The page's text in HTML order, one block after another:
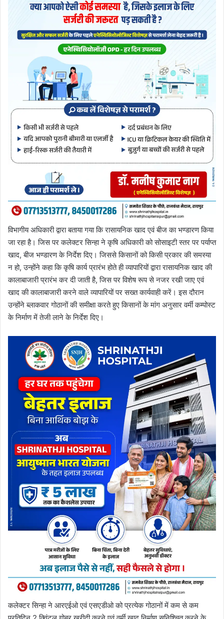
विभागीय अधिकारी द्वारा बताया गया कि रासायनिक खाद एवं बीज का भण्डारण किया
जा रहा है। जिस पर कलेक्टर सिन्हा ने कृषि अधिकारी को सोसाइटी स्तर पर पर्याप्त
खाद, बीज भण्डारण के निर्देश दिए। जिससे किसानों को किसी प्रकार की समस्या
न हो, उन्होंने कहा कि कृषि कार्य प्रारंभ होते ही व्यापारियों द्वारा रासायनिक खाद की
कालाबाजारी प्रारंभ कर दी जाती है, जिस पर विशेष रूप से नजर रखी जाए एवं
खाद की कालाबाजारी करने वाले व्यापारियों पर सख्त कार्यवाही करें। इस दौरान
उन्होंने ब्लाकवार गोठानों की समीक्षा करते हुए किसानों के मांग अनुसार वर्मी कम्पोस्ट
के निर्माण में तेजी लाने के निर्देश दिए।
कलेक्टर सिन्हा ने आरएईओ एवं एसएडीओ को प्रत्येक गोठानों में कम से कम